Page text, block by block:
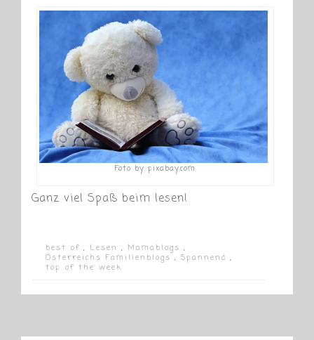
Foto by pixabay.com
Ganz viel Spaß beim lesen!
best of , Lesen , Mamablogs ,
Österreichs Familienblogs , Spannend ,
top of the week